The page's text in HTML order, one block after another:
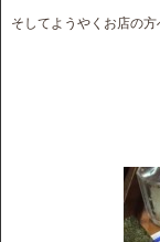
そしてようやくお店の方